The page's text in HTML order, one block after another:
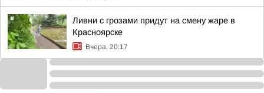
Ливни с грозами придут на смену жаре в
Красноярске
Вчера, 20:17